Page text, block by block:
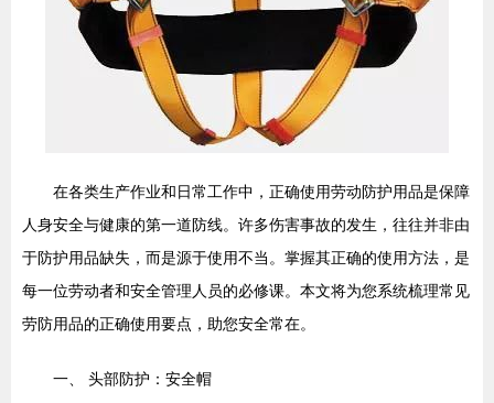
在各类生产作业和日常工作中，正确使用劳动防护用品是保障
人身安全与健康的第一道防线。许多伤害事故的发生，往往并非由
于防护用品缺失，而是源于使用不当。掌握其正确的使用方法，是
每一位劳动者和安全管理人员的必修课。本文将为您系统梳理常见
劳防用品的正确使用要点，助您安全常在。
一、 头部防护：安全帽